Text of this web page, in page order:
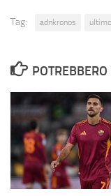
Tag: adnkronos